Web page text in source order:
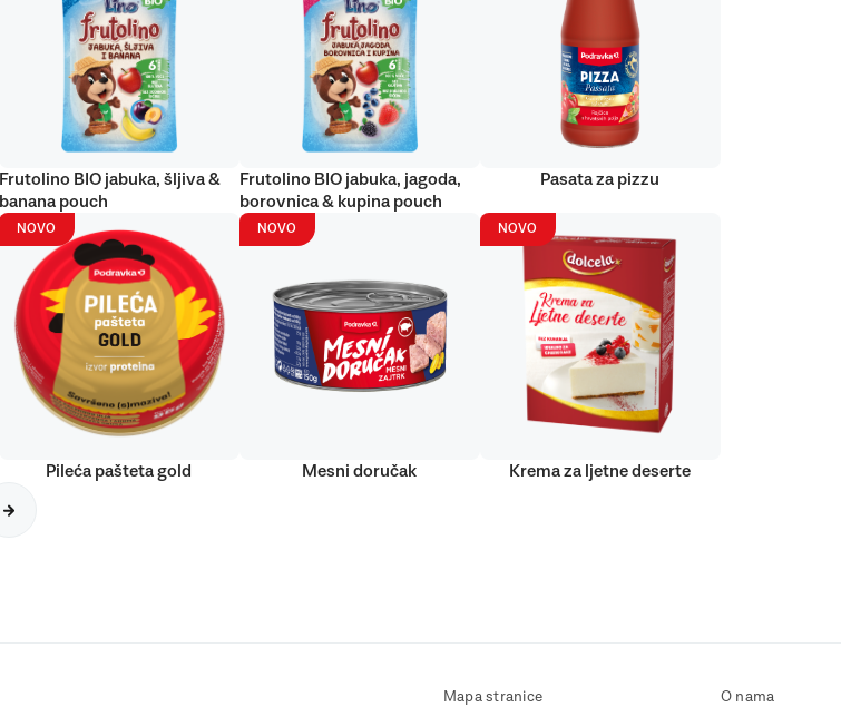
Frutolino BIO jabuka, šljiva &
banana pouch
Frutolino BIO jabuka, jagoda,
borovnica & kupina pouch
Pasata za pizzu
NOVO
Pileća pašteta gold
NOVO
Mesni doručak
NOVO
Krema za ljetne deserte
Mapa stranice O nama